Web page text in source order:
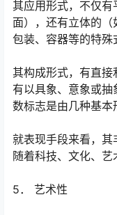
其应用形式，不仅
面），还有立体的
包装、容器等的特殊
其构成形式，有直接
有以具象、意象或
数标志是由几种基本
就表现手段来看，
随着科技、文化、艺
5． 艺术性